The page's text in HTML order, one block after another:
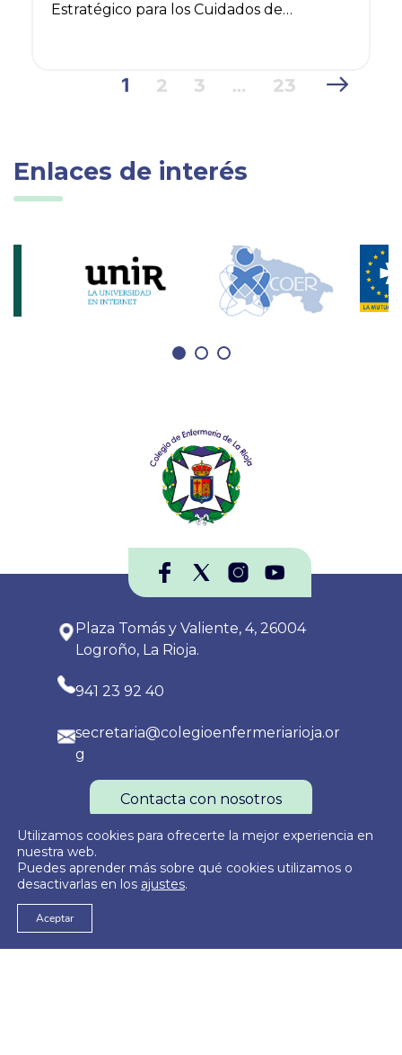
Estratégico para los Cuidados de
Rioja recibirá 60.000 euros, destinados a la
actividad clínica a la profesional
responsable de coordinar el proyecto en
1 2 3 … 23
Enlaces de interés
Plaza Tomás y Valiente, 4, 26004
Logroño, La Rioja.
941 23 92 40
secretaria@colegioenfermeriarioja.or
g
Contacta con nosotros
© 2026
Política de Privacidad Política de Cookies
Utilizamos cookies para ofrecerte la mejor experiencia en
nuestra web.
Puedes aprender más sobre qué cookies utilizamos o
desactivarlas en los ajustes.
Aceptar